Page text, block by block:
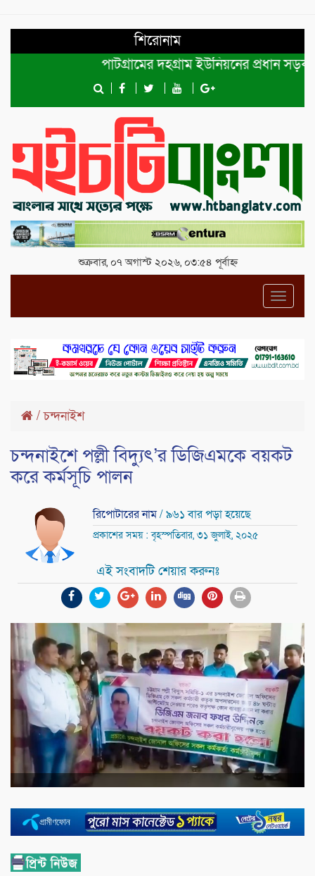
শিরোনাম
পাটগ্রামের দহগ্রাম ইউনিয়নের প্রধান সড়ক
শুক্রবার, ০৭ অগাস্ট ২০২৬, ০৩:৫৪ পূর্বাহ্ন
/চন্দনাইশ
চন্দনাইশে পল্লী বিদ্যুৎ’র ডিজিএমকে বয়কট
করে কর্মসূচি পালন
রিপোটারের নাম/ ৯৬১ বার পড়া হয়েছে
প্রকাশের সময় : বৃহস্পতিবার, ৩১ জুলাই, ২০২৫
এই সংবাদটি শেয়ার করুনঃ